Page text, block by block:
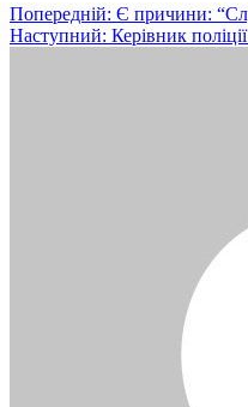
Навігація
записів
Попередній: Є причини:
Наступний: Керівник